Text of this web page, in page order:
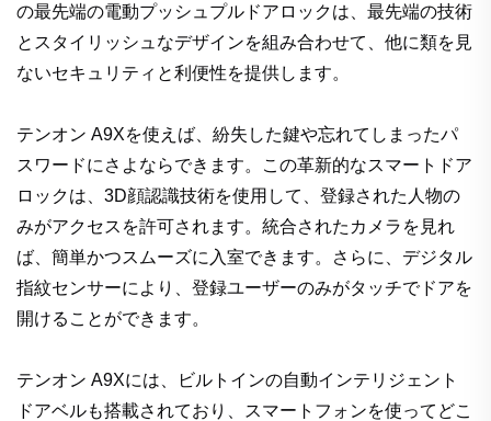
の最先端の電動プッシュプルドアロックは、最先端の技術
とスタイリッシュなデザインを組み合わせて、他に類を見
ないセキュリティと利便性を提供します。
テンオン A9Xを使えば、紛失した鍵や忘れてしまったパ
スワードにさよならできます。この革新的なスマートドア
ロックは、3D顔認識技術を使用して、登録された人物の
みがアクセスを許可されます。統合されたカメラを見れ
ば、簡単かつスムーズに入室できます。さらに、デジタル
指紋センサーにより、登録ユーザーのみがタッチでドアを
開けることができます。
テンオン A9Xには、ビルトインの自動インテリジェント
ドアベルも搭載されており、スマートフォンを使ってどこ